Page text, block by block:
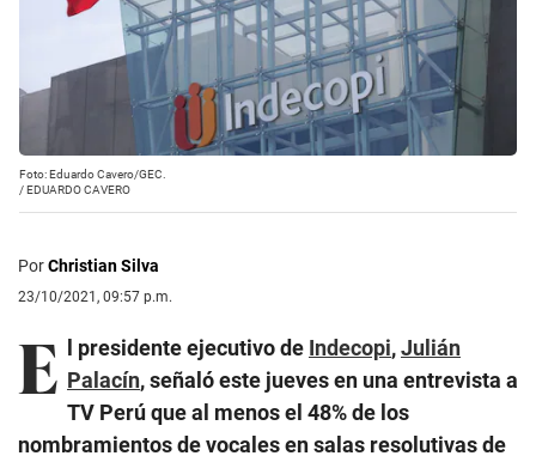
Foto: Eduardo Cavero/GEC.
/EDUARDO CAVERO
PorChristian Silva
23/10/2021, 09:57 p.m.
E l presidente ejecutivo de Indecopi,Julián
Palacín, señaló este jueves en una entrevista a
TV Perú que al menos el 48% de los
nombramientos de vocales en salas resolutivas de